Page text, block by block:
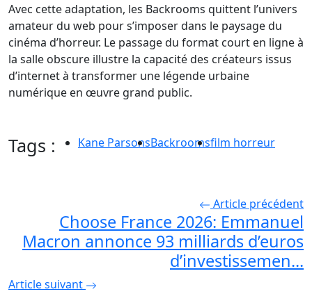
Avec cette adaptation, les Backrooms quittent l’univers
amateur du web pour s’imposer dans le paysage du
cinéma d’horreur. Le passage du format court en ligne à
la salle obscure illustre la capacité des créateurs issus
d’internet à transformer une légende urbaine
numérique en œuvre grand public.
Tags : Kane ParsonsBackroomsfilm horreur
Article précédent
Choose France 2026: Emmanuel
Macron annonce 93 milliards d’euros
d’investissemen...
Article suivant